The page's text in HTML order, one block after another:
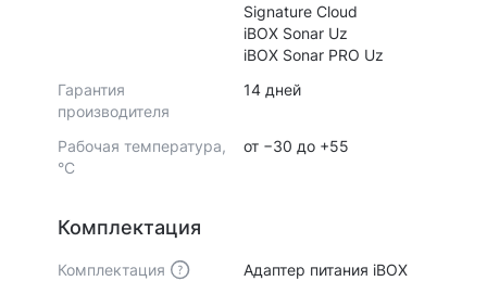
Signature Cloud
iBOX Sonar Uz
iBOX Sonar PRO Uz
Гарантия
производителя
14 дней
Рабочая температура,
°С
от −30 до +55
Комплектация
Комплектация
Адаптер питания iBOX